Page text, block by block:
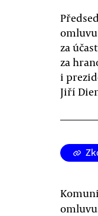
za
za
i
Jiří